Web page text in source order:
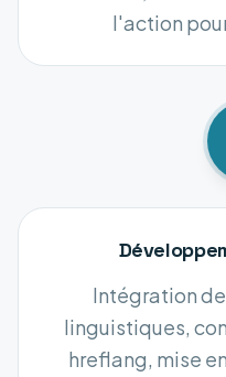
l'action
Intégration
linguistiques,
hreflang, mise